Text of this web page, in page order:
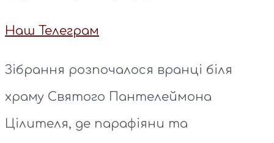
Наш Телеграм
Зібрання розпочалося вранці біля
храму Святого Пантелеймона
Цілителя, де парафіяни та